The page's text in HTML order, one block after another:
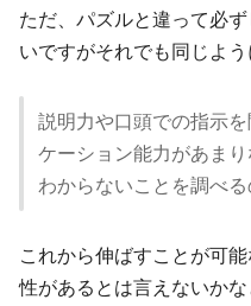
ただ、パズルと違って必
いですがそれでも同じよ
説明力や口頭での指示
ケーション能力があまり
わからないことを調べ
これから伸ばすことが可
性があるとは言えないかな